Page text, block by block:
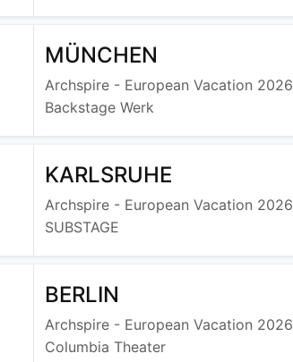
MÜNCHEN
Archspire - European Vacation 2026
Backstage Werk
KARLSRUHE
Archspire - European Vacation 2026
SUBSTAGE
BERLIN
Archspire - European Vacation 2026
Columbia Theater